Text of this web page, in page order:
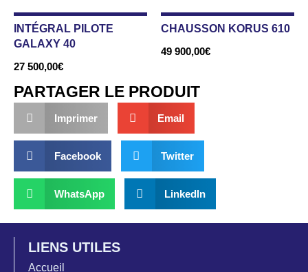
INTÉGRAL PILOTE
GALAXY 40
27 500,00€
CHAUSSON KORUS 610
49 900,00€
PARTAGER LE PRODUIT
Imprimer Email
Facebook Twitter
WhatsApp LinkedIn
LIENS UTILES
Accueil